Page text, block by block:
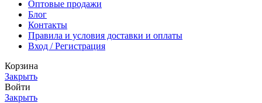
Оптовые продажи
Блог
Контакты
Правила и условия доставки и оплаты
Вход / Регистрация
Корзина
Закрыть
Войти
Закрыть